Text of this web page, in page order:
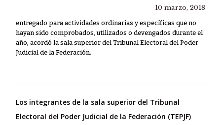
10 marzo, 2018
entregado para actividades ordinarias y específicas que no
hayan sido comprobados, utilizados o devengados durante el
año, acordó la sala superior del Tribunal Electoral del Poder
Judicial de la Federación.
Los integrantes de la sala superior del Tribunal
Electoral del Poder Judicial de la Federación (TEPJF)